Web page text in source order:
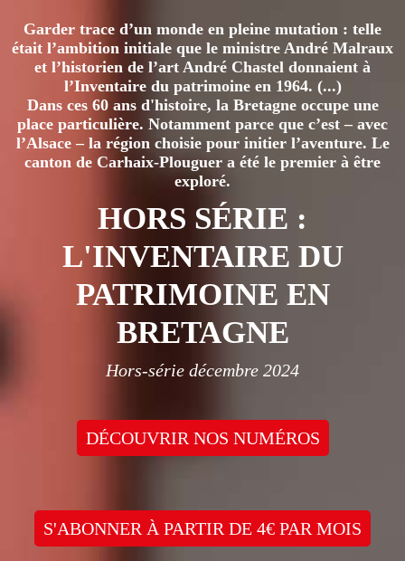
Garder trace d’un monde en pleine mutation : telle
était l’ambition initiale que le ministre André Malraux
et l’historien de l’art André Chastel donnaient à
l’Inventaire du patrimoine en 1964. (...)
Dans ces 60 ans d'histoire, la Bretagne occupe une
place particulière. Notamment parce que c’est – avec
l’Alsace – la région choisie pour initier l’aventure. Le
canton de Carhaix-Plouguer a été le premier à être
exploré.
HORS SÉRIE :
L'INVENTAIRE DU
PATRIMOINE EN
BRETAGNE
Hors-série décembre 2024
DÉCOUVRIR NOS NUMÉROS
S'ABONNER À PARTIR DE 4€ PAR MOIS